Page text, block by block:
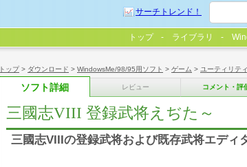
トップ> ダウンロード > WindowsMe/98/95用ソフト > ゲーム > ユーティリティ
ソフト詳細 レビュー コメント・評
三國志VIII 登録武将えぢた～
三國志VIIIの登録武将および既存武将エディ
サーチトレンド！
トップ ライブラリ